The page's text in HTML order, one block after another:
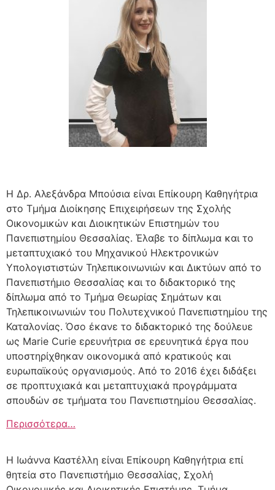
Η Δρ. Αλεξάνδρα Μπούσια είναι Επίκουρη Καθηγήτρια
στο Τμήμα Διοίκησης Επιχειρήσεων της Σχολής
Οικονομικών και Διοικητικών Επιστημών του
Πανεπιστημίου Θεσσαλίας. Έλαβε το δίπλωμα και το
μεταπτυχιακό του Μηχανικού Ηλεκτρονικών
Υπολογιστιστών Τηλεπικοινωνιών και Δικτύων από το
Πανεπιστήμιο Θεσσαλίας και το διδακτορικό της
δίπλωμα από το Τμήμα Θεωρίας Σημάτων και
Τηλεπικοινωνιών του Πολυτεχνικού Πανεπιστημίου της
Καταλονίας. Όσο έκανε το διδακτορικό της δούλευε
ως Marie Curie ερευνήτρια σε ερευνητικά έργα που
υποστηρίχθηκαν οικονομικά από κρατικούς και
ευρωπαϊκούς οργανισμούς. Από το 2016 έχει διδάξει
σε προπτυχιακά και μεταπτυχιακά προγράμματα
σπουδών σε τμήματα του Πανεπιστημίου Θεσσαλίας.
Περισσότερα…
Η Ιωάννα Καστέλλη είναι Επίκουρη Καθηγήτρια επί
θητεία στο Πανεπιστήμιο Θεσσαλίας, Σχολή